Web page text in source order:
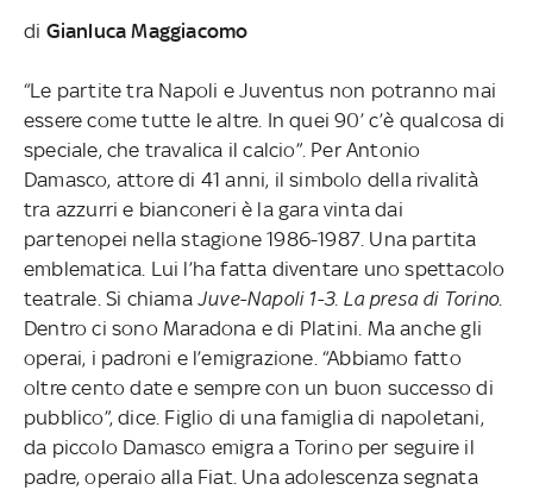
di Gianluca Maggiacomo
“Le partite tra Napoli e Juventus non potranno mai
essere come tutte le altre. In quei 90’ c’è qualcosa di
speciale, che travalica il calcio”. Per Antonio
Damasco, attore di 41 anni, il simbolo della rivalità
tra azzurri e bianconeri è la gara vinta dai
partenopei nella stagione 1986-1987. Una partita
emblematica. Lui l’ha fatta diventare uno spettacolo
teatrale. Si chiama Juve-Napoli 1-3. La presa di Torino.
Dentro ci sono Maradona e di Platini. Ma anche gli
operai, i padroni e l’emigrazione. “Abbiamo fatto
oltre cento date e sempre con un buon successo di
pubblico”, dice. Figlio di una famiglia di napoletani,
da piccolo Damasco emigra a Torino per seguire il
padre, operaio alla Fiat. Una adolescenza segnata